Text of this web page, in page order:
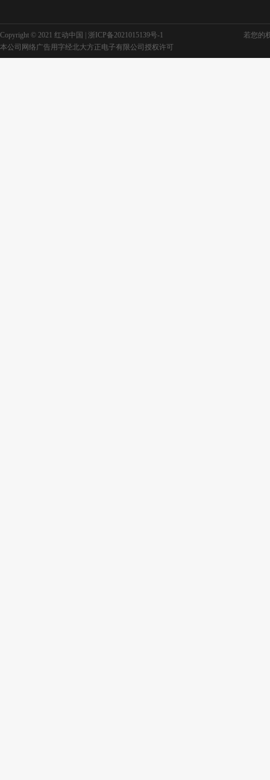
Copyright © 2021 红动中国 | 浙ICP备2021015139号-1
若您的
本公司网络广告用字经北大方正电子有限公司授权许可